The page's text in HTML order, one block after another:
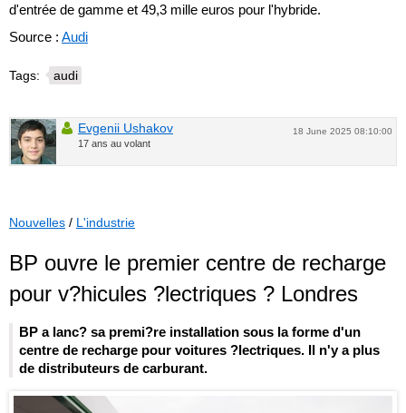
d'entrée de gamme et 49,3 mille euros pour l'hybride.
Source : Audi
Tags: audi
18 June 2025 08:10:00
Evgenii Ushakov
17 ans au volant
Nouvelles / L'industrie
BP ouvre le premier centre de recharge
pour v?hicules ?lectriques ? Londres
BP a lanc? sa premi?re installation sous la forme d'un
centre de recharge pour voitures ?lectriques. Il n'y a plus
de distributeurs de carburant.